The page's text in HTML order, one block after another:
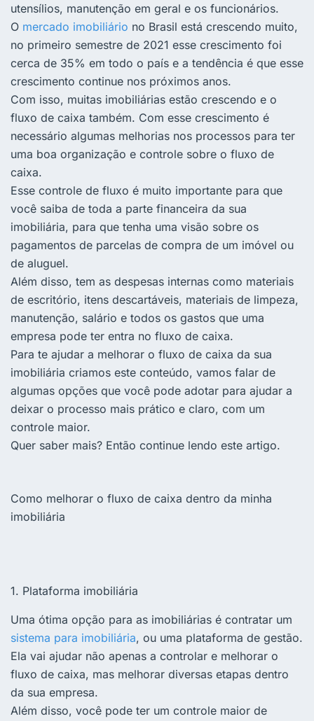
utensílios, manutenção em geral e os funcionários.
O mercado imobiliário no Brasil está crescendo muito,
no primeiro semestre de 2021 esse crescimento foi
cerca de 35% em todo o país e a tendência é que esse
crescimento continue nos próximos anos.
Com isso, muitas imobiliárias estão crescendo e o
fluxo de caixa também. Com esse crescimento é
necessário algumas melhorias nos processos para ter
uma boa organização e controle sobre o fluxo de
caixa.
Esse controle de fluxo é muito importante para que
você saiba de toda a parte financeira da sua
imobiliária, para que tenha uma visão sobre os
pagamentos de parcelas de compra de um imóvel ou
de aluguel.
Além disso, tem as despesas internas como materiais
de escritório, itens descartáveis, materiais de limpeza,
manutenção, salário e todos os gastos que uma
empresa pode ter entra no fluxo de caixa.
Para te ajudar a melhorar o fluxo de caixa da sua
imobiliária criamos este conteúdo, vamos falar de
algumas opções que você pode adotar para ajudar a
deixar o processo mais prático e claro, com um
controle maior.
Quer saber mais? Então continue lendo este artigo.
Como melhorar o fluxo de caixa dentro da minha
imobiliária
1. Plataforma imobiliária
Uma ótima opção para as imobiliárias é contratar um
sistema para imobiliária, ou uma plataforma de gestão.
Ela vai ajudar não apenas a controlar e melhorar o
fluxo de caixa, mas melhorar diversas etapas dentro
da sua empresa.
Além disso, você pode ter um controle maior de